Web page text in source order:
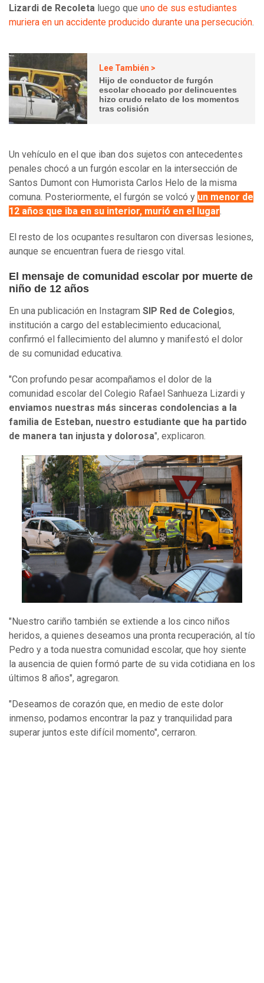
Lizardi de Recoleta luego que uno de sus estudiantes
muriera en un accidente producido durante una persecución.
Lee También >
Hijo de conductor de furgón
escolar chocado por delincuentes
hizo crudo relato de los momentos
tras colisión
Un vehículo en el que iban dos sujetos con antecedentes
penales chocó a un furgón escolar en la intersección de
Santos Dumont con Humorista Carlos Helo de la misma
comuna. Posteriormente, el furgón se volcó y un menor de
12 años que iba en su interior, murió en el lugar.
El resto de los ocupantes resultaron con diversas lesiones,
aunque se encuentran fuera de riesgo vital.
El mensaje de comunidad escolar por muerte de
niño de 12 años
En una publicación en Instagram SIP Red de Colegios,
institución a cargo del establecimiento educacional,
confirmó el fallecimiento del alumno y manifestó el dolor
de su comunidad educativa.
"Con profundo pesar acompañamos el dolor de la
comunidad escolar del Colegio Rafael Sanhueza Lizardi y
enviamos nuestras más sinceras condolencias a la
familia de Esteban, nuestro estudiante que ha partido
de manera tan injusta y dolorosa", explicaron.
"Nuestro cariño también se extiende a los cinco niños
heridos, a quienes deseamos una pronta recuperación, al tío
Pedro y a toda nuestra comunidad escolar, que hoy siente
la ausencia de quien formó parte de su vida cotidiana en los
últimos 8 años", agregaron.
"Deseamos de corazón que, en medio de este dolor
inmenso, podamos encontrar la paz y tranquilidad para
superar juntos este difícil momento", cerraron.